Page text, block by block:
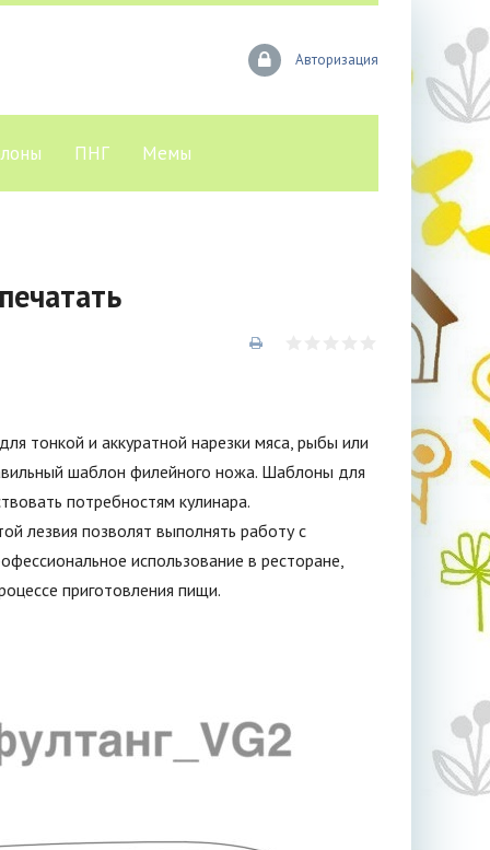
Авторизация
ПНГ Мемы
тонкой и аккуратной нарезки мяса, рыбы или
шаблон филейного ножа. Шаблоны для
потребностям кулинара.
лезвия позволят выполнять работу с
использование в ресторане,
приготовления пищи.